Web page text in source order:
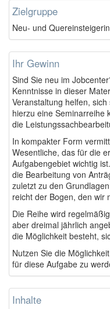
Zielgruppe
Neu- und
Ihr Gewinn
Sind Sie neu im
Kenntnisse in dieser
Veranstaltung helfen,
hierzu eine Seminarreihe
die
In kompakter Form
Wesentliche, das für die
Aufgabengebiet wichtig
die Bearbeitung von
zuletzt zu den
reicht der Bogen, den wir
Die Reihe wird
aber dreimal jährlich
die Möglichkeit besteht,
Nutzen Sie die
für diese Aufgabe zu
Inhalte